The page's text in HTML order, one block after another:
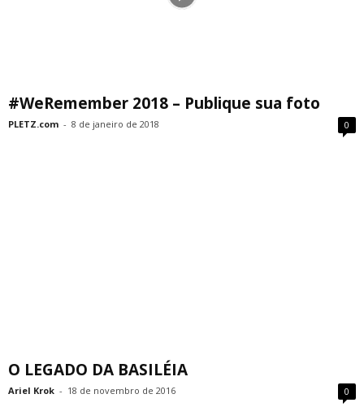
#WeRemember 2018 – Publique sua foto
PLETZ.com - 8 de janeiro de 2018 0
O LEGADO DA BASILÉIA
Ariel Krok - 18 de novembro de 2016 0